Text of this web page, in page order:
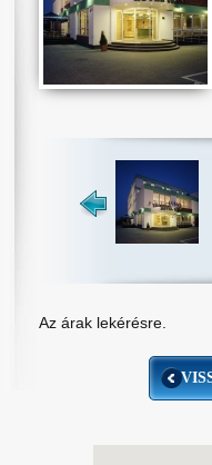
Az árak lekérésre.